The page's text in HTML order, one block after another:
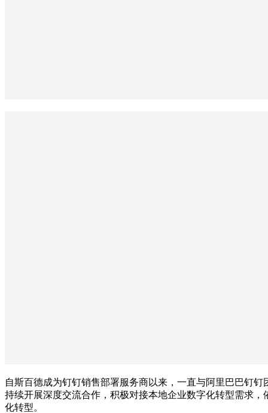
自斯百德成为钉钉销售部署服务商以来，一直与阿里巴巴钉
持续开展深度交流合作，积极对接本地企业数字化转型需求，
化转型。